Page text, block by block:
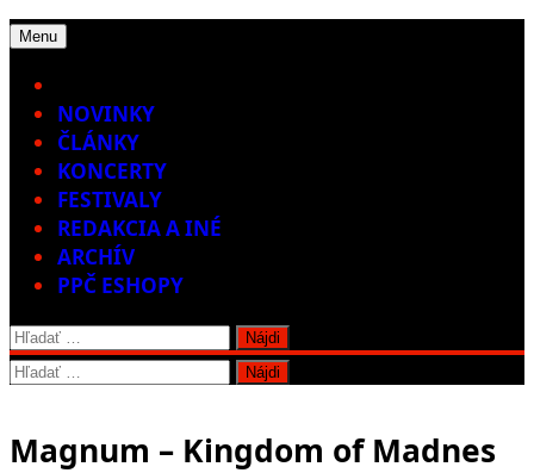
Menu
NOVINKY
ČLÁNKY
KONCERTY
FESTIVALY
REDAKCIA A INÉ
ARCHÍV
PPČ ESHOPY
Hľadať:
Hľadať:
Magnum – Kingdom of Madnes